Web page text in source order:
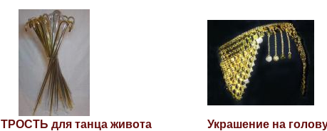
ТРОСТЬ для танца живота
Украшение на